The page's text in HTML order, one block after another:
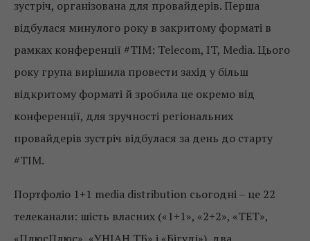
зустріч, організована для провайдерів. Перша
відбулася минулого року в закритому форматі в
рамках конференції #TIM: Telecom, IT, Media. Цього
року група вирішила провести захід у більш
відкритому форматі й зробила це окремо від
конференції, для зручності регіональних
провайдерів зустріч відбулася за день до старту
#TIM.
Портфоліо 1+1 media distribution сьогодні – це 22
телеканали: шість власних («1+1», «2+2», «ТЕТ»,